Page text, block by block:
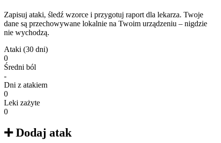
Zapisuj ataki, śledź wzorce i przygotuj raport dla lekarza. Twoje
dane są przechowywane lokalnie na Twoim urządzeniu – nigdzie
nie wychodzą.
Ataki (30 dni)
0
Średni ból
-
Dni z atakiem
0
Leki zażyte
0
➕Dodaj atak